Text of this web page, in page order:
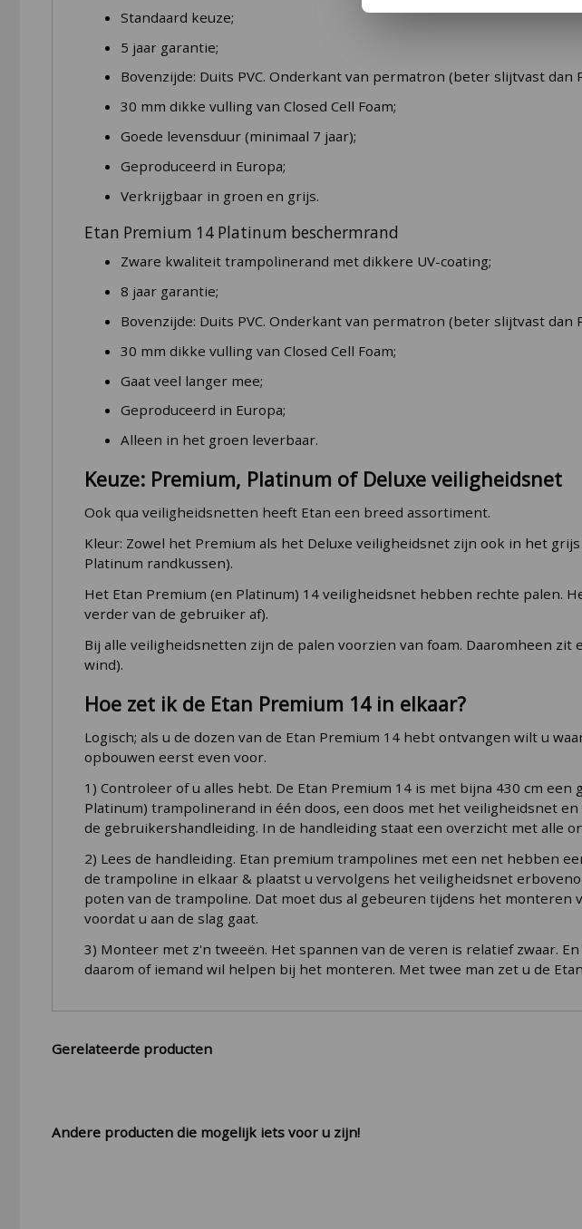
Standaard keuze;
5 jaar garantie;
Bovenzijde: Duits PVC. Onderkant van permatron (beter slijtvast dan
30 mm dikke vulling van Closed Cell Foam;
Goede levensduur (minimaal 7 jaar);
Geproduceerd in Europa;
Verkrijgbaar in groen en grijs.
Etan Premium 14 Platinum beschermrand
Zware kwaliteit trampolinerand met dikkere UV-coating;
8 jaar garantie;
Bovenzijde: Duits PVC. Onderkant van permatron (beter slijtvast dan
30 mm dikke vulling van Closed Cell Foam;
Gaat veel langer mee;
Geproduceerd in Europa;
Alleen in het groen leverbaar.
Keuze: Premium, Platinum of Deluxe veiligheidsnet
Ook qua veiligheidsnetten heeft Etan een breed assortiment.
Kleur: Zowel het Premium als het Deluxe veiligheidsnet zijn ook in het
Platinum randkussen).
Het Etan Premium (en Platinum) 14 veiligheidsnet hebben rechte palen.
verder van de gebruiker af).
Bij alle veiligheidsnetten zijn de palen voorzien van foam. Daaromheen
wind).
Hoe zet ik de Etan Premium 14 in elkaar?
Logisch; als u de dozen van de Etan Premium 14 hebt ontvangen wilt u
opbouwen eerst even voor.
1) Controleer of u alles hebt. De Etan Premium 14 is met bijna 430 cm
Platinum) trampolinerand in één doos, een doos met het veiligheidsnet
de gebruikershandleiding. In de handleiding staat een overzicht met alle
2) Lees de handleiding. Etan premium trampolines met een net hebben
de trampoline in elkaar & plaatst u vervolgens het veiligheidsnet
poten van de trampoline. Dat moet dus al gebeuren tijdens het
voordat u aan de slag gaat.
3) Monteer met z'n tweeën. Het spannen van de veren is relatief zwaar.
daarom of iemand wil helpen bij het monteren. Met twee man zet u de
Gerelateerde producten
Andere producten die mogelijk iets voor u zijn!